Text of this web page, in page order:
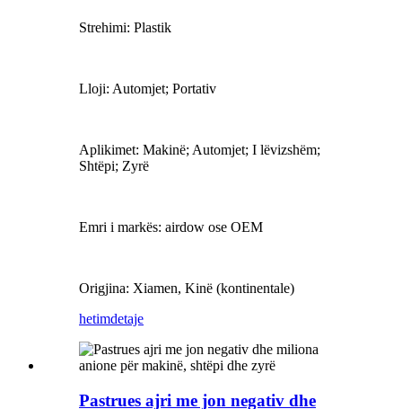
Strehimi: Plastik
Lloji: Automjet; Portativ
Aplikimet: Makinë; Automjet; I lëvizshëm;
Shtëpi; Zyrë
Emri i markës: airdow ose OEM
Origjina: Xiamen, Kinë (kontinentale)
hetimdetaje
Pastrues ajri me jon negativ dhe